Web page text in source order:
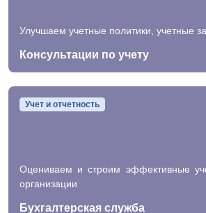
Улучшаем учетные политики, учетные
Консультации по учету
Учет и отчетность
Оцениваем и строим эффективные
организации
Бухгалтерская служба